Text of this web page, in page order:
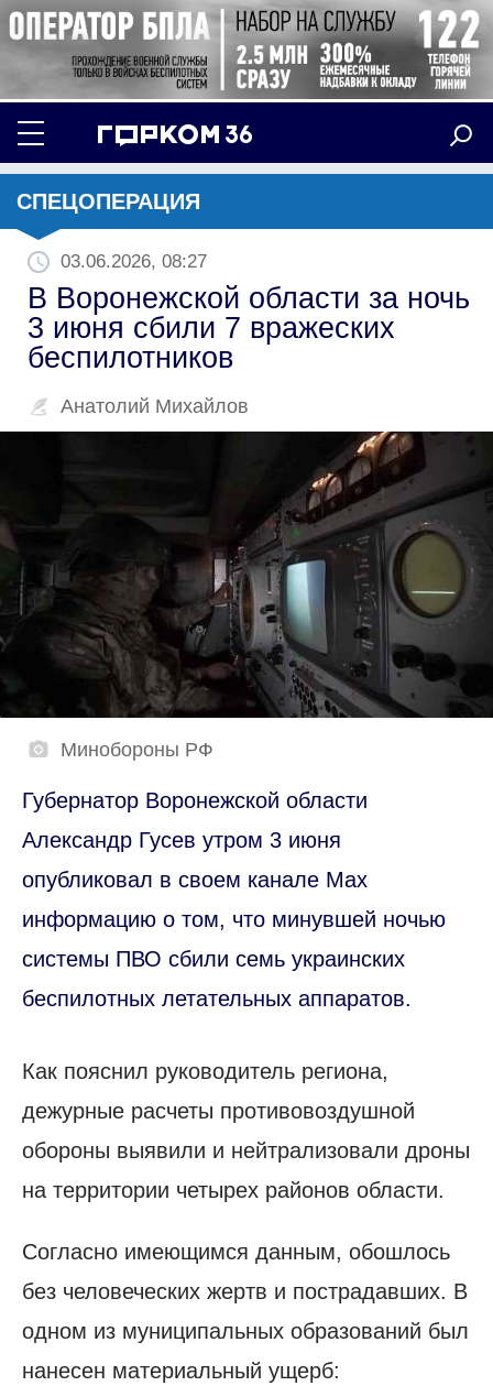
СПЕЦОПЕРАЦИЯ
03.06.2026, 08:27
В Воронежской области за ночь
3 июня сбили 7 вражеских
беспилотников
Анатолий Михайлов
Минобороны РФ
Губернатор Воронежской области
Александр Гусев утром 3 июня
опубликовал в своем канале Мах
информацию о том, что минувшей ночью
системы ПВО сбили семь украинских
беспилотных летательных аппаратов.
Как пояснил руководитель региона,
дежурные расчеты противовоздушной
обороны выявили и нейтрализовали дроны
на территории четырех районов области.
Согласно имеющимся данным, обошлось
без человеческих жертв и пострадавших. В
одном из муниципальных образований был
нанесен материальный ущерб: